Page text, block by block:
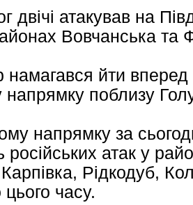
двічі атакував на
Вовчанська та
намагався йти вперед
напрямку поблизу
напрямку за
російських атак у
Рідкодуб,
часу.